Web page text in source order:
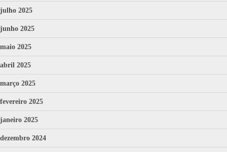
julho 2025
junho 2025
maio 2025
abril 2025
março 2025
fevereiro 2025
janeiro 2025
dezembro 2024